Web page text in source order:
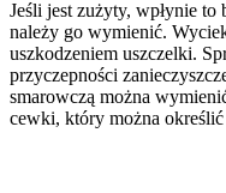
Jeśli jest zużyty, wpłynie
należy go wymienić.
uszkodzeniem uszczelki.
przyczepności
smarowczą można
cewki, który można